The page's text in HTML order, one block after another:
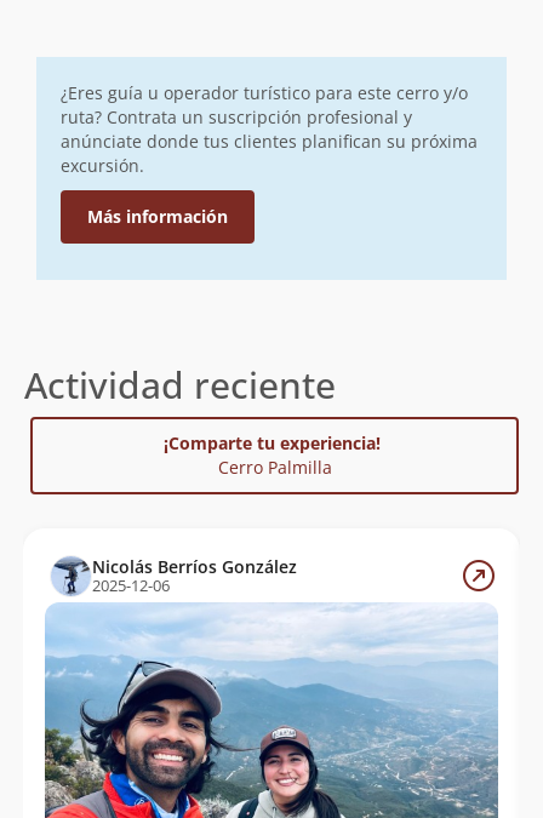
¿Eres guía u operador turístico para este cerro y/o
ruta? Contrata un suscripción profesional y
anúnciate donde tus clientes planifican su próxima
excursión.
Más información
Actividad reciente
¡Comparte tu experiencia!
Cerro Palmilla
Nicolás Berríos González
2025-12-06